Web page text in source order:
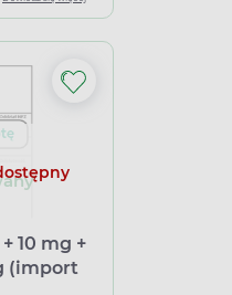
10 mg +
(import